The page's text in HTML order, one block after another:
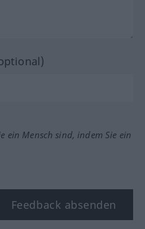
ein Mensch sind, indem Sie ein
Feedback absenden